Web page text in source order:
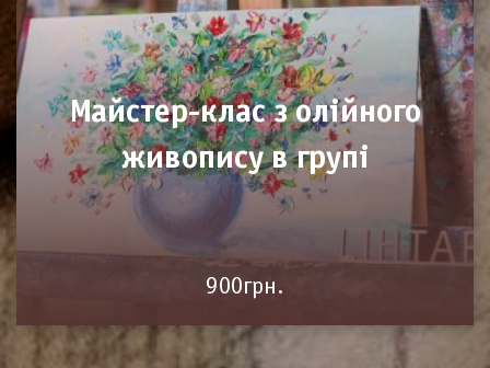
Майстер-клас з олійного
живопису в групі
900грн.